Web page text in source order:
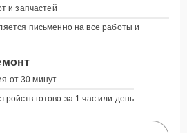
и запчастей
письменно на все работы и
от 30 минут
готово за 1 час или день